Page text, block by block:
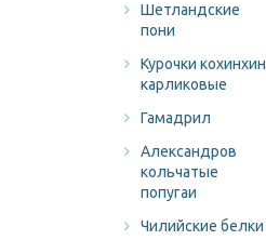
Шетландские
пони
Курочки кохинхин
карликовые
Гамадрил
Александров
кольчатые
попугаи
Чилийские белки